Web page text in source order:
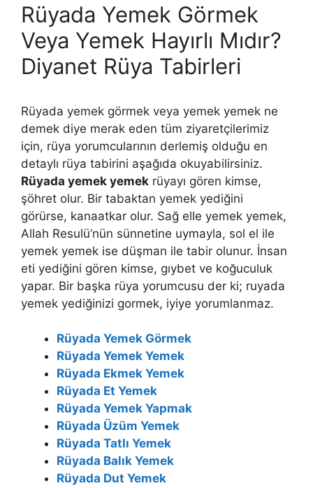
Rüyada Yemek Görmek
Veya Yemek Hayırlı Mıdır?
Diyanet Rüya Tabirleri
Rüyada yemek görmek veya yemek yemek ne
demek diye merak eden tüm ziyaretçilerimiz
için, rüya yorumcularının derlemiş olduğu en
detaylı rüya tabirini aşağıda okuyabilirsiniz.
Rüyada yemek yemek rüyayı gören kimse,
şöhret olur. Bir tabaktan yemek yediğini
görürse, kanaatkar olur. Sağ elle yemek yemek,
Allah Resulü’nün sünnetine uymayla, sol el ile
yemek yemek ise düşman ile tabir olunur. İnsan
eti yediğini gören kimse, gıybet ve koğuculuk
yapar. Bir başka rüya yorumcusu der ki; ruyada
yemek yediğinizi gormek, iyiye yorumlanmaz.
Rüyada Yemek Görmek
Rüyada Yemek Yemek
Rüyada Ekmek Yemek
Rüyada Et Yemek
Rüyada Yemek Yapmak
Rüyada Üzüm Yemek
Rüyada Tatlı Yemek
Rüyada Balık Yemek
Rüyada Dut Yemek